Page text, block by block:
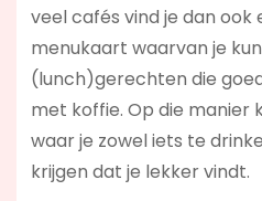
veel cafés vind je dan ook
menukaart waarvan je
(lunch)gerechten die
met koffie. Op die manier
waar je zowel iets te
krijgen dat je lekker vindt.